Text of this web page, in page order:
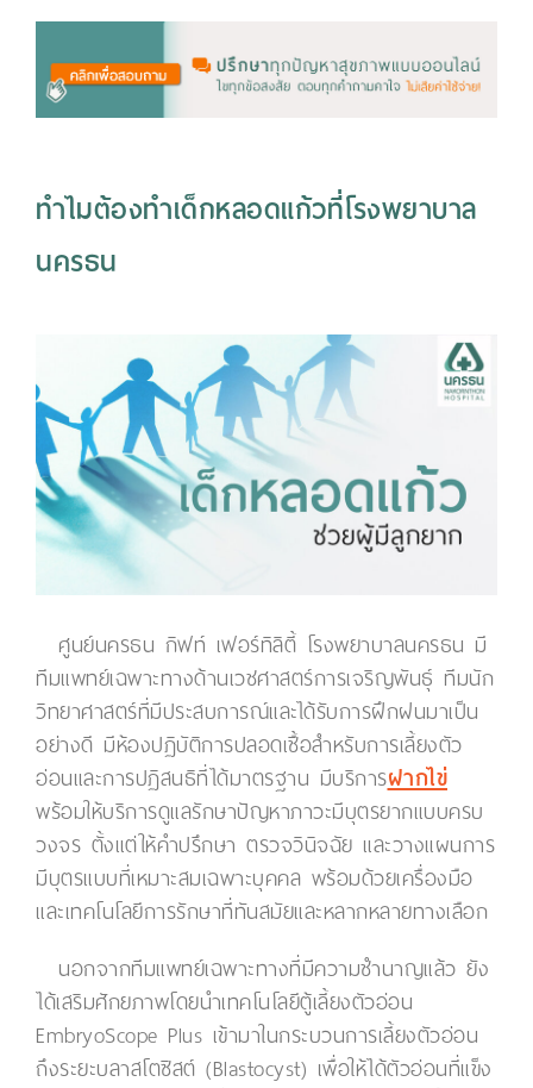
ทำไมต้องทำเด็กหลอดแก้วที่โรงพยาบาล
นครธน
ศูนย์นครธน กิฟท์ เฟอร์ทิลิตี้ โรงพยาบาลนครธน มี
ทีมแพทย์เฉพาะทางด้านเวชศาสตร์การเจริญพันธุ์ ทีมนัก
วิทยาศาสตร์ที่มีประสบการณ์และได้รับการฝึกฝนมาเป็น
อย่างดี มีห้องปฏิบัติการปลอดเชื้อสำหรับการเลี้ยงตัว
อ่อนและการปฏิสนธิที่ได้มาตรฐาน มีบริการฝากไข่
พร้อมให้บริการดูแลรักษาปัญหาภาวะมีบุตรยากแบบครบ
วงจร ตั้งแต่ให้คำปรึกษา ตรวจวินิจฉัย และวางแผนการ
มีบุตรแบบที่เหมาะสมเฉพาะบุคคล พร้อมด้วยเครื่องมือ
และเทคโนโลยีการรักษาที่ทันสมัยและหลากหลายทางเลือก
นอกจากทีมแพทย์เฉพาะทางที่มีความชำนาญแล้ว ยัง
ได้เสริมศักยภาพโดยนำเทคโนโลยีตู้เลี้ยงตัวอ่อน
EmbryoScope Plus เข้ามาในกระบวนการเลี้ยงตัวอ่อน
ถึงระยะบลาสโตซิสต์ (Blastocyst) เพื่อให้ได้ตัวอ่อนที่แข็ง